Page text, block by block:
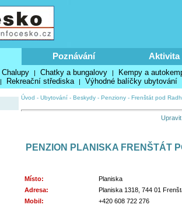
Poznávání Aktivita
Chalupy | Chatky a bungalovy | Kempy a
| Rekreační střediska | Výhodné balíčky ubytování
Úvod - Ubytování - Beskydy - Penziony - Frenštát pod
PENZION PLANISKA FRENŠTÁT
Místo:
Planiska
Adresa:
Planiska 1318, 744 01
Mobil:
+420 608 722 276